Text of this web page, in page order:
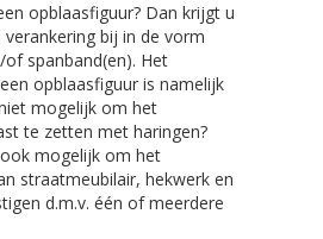
opblaasfiguur? Dan krijgt u
bij in de vorm
spanband(en). Het
opblaasfiguur is namelijk
mogelijk om het
te zetten met haringen?
mogelijk om het
straatmeubilair, hekwerk en
d.m.v. één of meerdere